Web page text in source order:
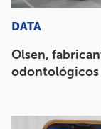
DATA
Olsen,
odontológicos